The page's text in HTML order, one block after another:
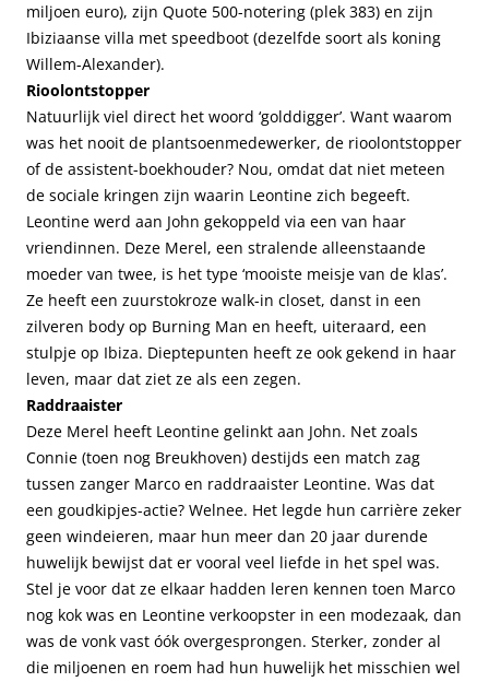
miljoen euro), zijn Quote 500-notering (plek 383) en zijn
Ibiziaanse villa met speedboot (dezelfde soort als koning
Willem-Alexander).
Rioolontstopper
Natuurlijk viel direct het woord ‘golddigger’. Want waarom
was het nooit de plantsoenmedewerker, de rioolontstopper
of de assistent-boekhouder? Nou, omdat dat niet meteen
de sociale kringen zijn waarin Leontine zich begeeft.
Leontine werd aan John gekoppeld via een van haar
vriendinnen. Deze Merel, een stralende alleenstaande
moeder van twee, is het type ‘mooiste meisje van de klas’.
Ze heeft een zuurstokroze walk-in closet, danst in een
zilveren body op Burning Man en heeft, uiteraard, een
stulpje op Ibiza. Dieptepunten heeft ze ook gekend in haar
leven, maar dat ziet ze als een zegen.
Raddraaister
Deze Merel heeft Leontine gelinkt aan John. Net zoals
Connie (toen nog Breukhoven) destijds een match zag
tussen zanger Marco en raddraaister Leontine. Was dat
een goudkipjes-actie? Welnee. Het legde hun carrière zeker
geen windeieren, maar hun meer dan 20 jaar durende
huwelijk bewijst dat er vooral veel liefde in het spel was.
Stel je voor dat ze elkaar hadden leren kennen toen Marco
nog kok was en Leontine verkoopster in een modezaak, dan
was de vonk vast óók overgesprongen. Sterker, zonder al
die miljoenen en roem had hun huwelijk het misschien wel